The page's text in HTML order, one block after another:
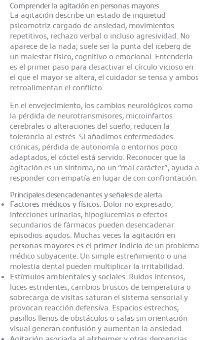
Comprender la agitación en personas mayores
La agitación describe un estado de inquietud
psicomotriz cargado de ansiedad, movimientos
repetitivos, rechazo verbal o incluso agresividad. No
aparece de la nada; suele ser la punta del iceberg de
un malestar físico, cognitivo o emocional. Entenderla
es el primer paso para desactivar el círculo vicioso en
el que el mayor se altera, el cuidador se tensa y ambos
retroalimentan el conflicto.
En el envejecimiento, los cambios neurológicos como
la pérdida de neurotransmisores, microinfartos
cerebrales o alteraciones del sueño, reducen la
tolerancia al estrés. Si añadimos enfermedades
crónicas, pérdida de autonomía o entornos poco
adaptados, el cóctel está servido. Reconocer que la
agitación es un síntoma, no un “mal carácter”, ayuda a
responder con empatía en lugar de con confrontación.
Principales desencadenantes y señales de alerta
Factores médicos y físicos. Dolor no expresado,
infecciones urinarias, hipoglucemias o efectos
secundarios de fármacos pueden desencadenar
episodios agudos. Muchas veces la agitación en
personas mayores es el primer indicio de un problema
médico subyacente. Un simple estreñimiento o una
molestia dental pueden multiplicar la irritabilidad.
Estímulos ambientales y sociales. Ruidos intensos,
luces estridentes, cambios bruscos de temperatura o
sobrecarga de visitas saturan el sistema sensorial y
provocan reacción defensiva. Espacios estrechos,
pasillos llenos de obstáculos o salas sin orientación
visual generan confusión y aumentan la ansiedad.